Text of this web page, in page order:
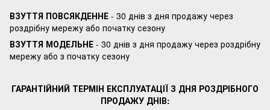
ВЗУТТЯ ПОВСЯКДЕННЕ - 30 днів з дня продажу через
роздрібну мережу або початку сезону
ВЗУТТЯ МОДЕЛЬНЕ - 30 днів з дня продажу через роздрібну
мережу або з початку сезону
ГАРАНТІЙНИЙ ТЕРМІН ЕКСПЛУАТАЦІЇ З ДНЯ РОЗДРІБНОГО
ПРОДАЖУ ДНІВ: